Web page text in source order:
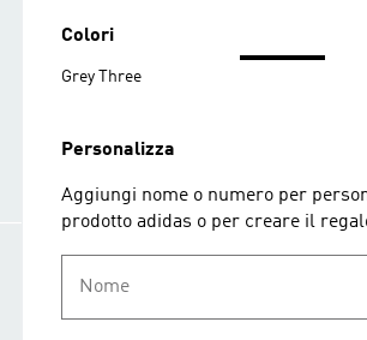
Colori
Grey Three
Personalizza
Aggiungi nome o numero per
prodotto adidas o per creare il
Nome